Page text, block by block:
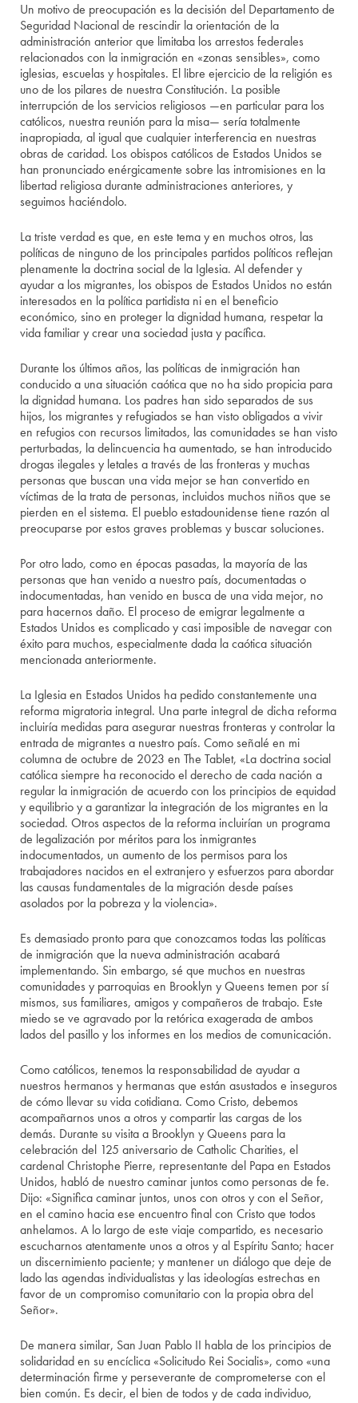
Un motivo de preocupación es la decisión del Departamento de
Seguridad Nacional de rescindir la orientación de la
administración anterior que limitaba los arrestos federales
relacionados con la inmigración en «zonas sensibles», como
iglesias, escuelas y hospitales. El libre ejercicio de la religión es
uno de los pilares de nuestra Constitución. La posible
interrupción de los servicios religiosos —en particular para los
católicos, nuestra reunión para la misa— sería totalmente
inapropiada, al igual que cualquier interferencia en nuestras
obras de caridad. Los obispos católicos de Estados Unidos se
han pronunciado enérgicamente sobre las intromisiones en la
libertad religiosa durante administraciones anteriores, y
seguimos haciéndolo.
La triste verdad es que, en este tema y en muchos otros, las
políticas de ninguno de los principales partidos políticos reflejan
plenamente la doctrina social de la Iglesia. Al defender y
ayudar a los migrantes, los obispos de Estados Unidos no están
interesados en la política partidista ni en el beneficio
económico, sino en proteger la dignidad humana, respetar la
vida familiar y crear una sociedad justa y pacífica.
Durante los últimos años, las políticas de inmigración han
conducido a una situación caótica que no ha sido propicia para
la dignidad humana. Los padres han sido separados de sus
hijos, los migrantes y refugiados se han visto obligados a vivir
en refugios con recursos limitados, las comunidades se han visto
perturbadas, la delincuencia ha aumentado, se han introducido
drogas ilegales y letales a través de las fronteras y muchas
personas que buscan una vida mejor se han convertido en
víctimas de la trata de personas, incluidos muchos niños que se
pierden en el sistema. El pueblo estadounidense tiene razón al
preocuparse por estos graves problemas y buscar soluciones.
Por otro lado, como en épocas pasadas, la mayoría de las
personas que han venido a nuestro país, documentadas o
indocumentadas, han venido en busca de una vida mejor, no
para hacernos daño. El proceso de emigrar legalmente a
Estados Unidos es complicado y casi imposible de navegar con
éxito para muchos, especialmente dada la caótica situación
mencionada anteriormente.
La Iglesia en Estados Unidos ha pedido constantemente una
reforma migratoria integral. Una parte integral de dicha reforma
incluiría medidas para asegurar nuestras fronteras y controlar la
entrada de migrantes a nuestro país. Como señalé en mi
columna de octubre de 2023 en The Tablet, «La doctrina social
católica siempre ha reconocido el derecho de cada nación a
regular la inmigración de acuerdo con los principios de equidad
y equilibrio y a garantizar la integración de los migrantes en la
sociedad. Otros aspectos de la reforma incluirían un programa
de legalización por méritos para los inmigrantes
indocumentados, un aumento de los permisos para los
trabajadores nacidos en el extranjero y esfuerzos para abordar
las causas fundamentales de la migración desde países
asolados por la pobreza y la violencia».
Es demasiado pronto para que conozcamos todas las políticas
de inmigración que la nueva administración acabará
implementando. Sin embargo, sé que muchos en nuestras
comunidades y parroquias en Brooklyn y Queens temen por sí
mismos, sus familiares, amigos y compañeros de trabajo. Este
miedo se ve agravado por la retórica exagerada de ambos
lados del pasillo y los informes en los medios de comunicación.
Como católicos, tenemos la responsabilidad de ayudar a
nuestros hermanos y hermanas que están asustados e inseguros
de cómo llevar su vida cotidiana. Como Cristo, debemos
acompañarnos unos a otros y compartir las cargas de los
demás. Durante su visita a Brooklyn y Queens para la
celebración del 125 aniversario de Catholic Charities, el
cardenal Christophe Pierre, representante del Papa en Estados
Unidos, habló de nuestro caminar juntos como personas de fe.
Dijo: «Significa caminar juntos, unos con otros y con el Señor,
en el camino hacia ese encuentro final con Cristo que todos
anhelamos. A lo largo de este viaje compartido, es necesario
escucharnos atentamente unos a otros y al Espíritu Santo; hacer
un discernimiento paciente; y mantener un diálogo que deje de
lado las agendas individualistas y las ideologías estrechas en
favor de un compromiso comunitario con la propia obra del
Señor».
De manera similar, San Juan Pablo II habla de los principios de
solidaridad en su encíclica «Solicitudo Rei Socialis», como «una
determinación firme y perseverante de comprometerse con el
bien común. Es decir, el bien de todos y de cada individuo,